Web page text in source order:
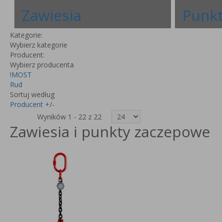
Zawiesia
Kategorie:
Wybierz kategorie
Producent:
Wybierz producenta
!MOST
Rud
Sortuj według
Producent +/-
Wyników 1 - 22 z 22
Zawiesia i punkty zaczepowe